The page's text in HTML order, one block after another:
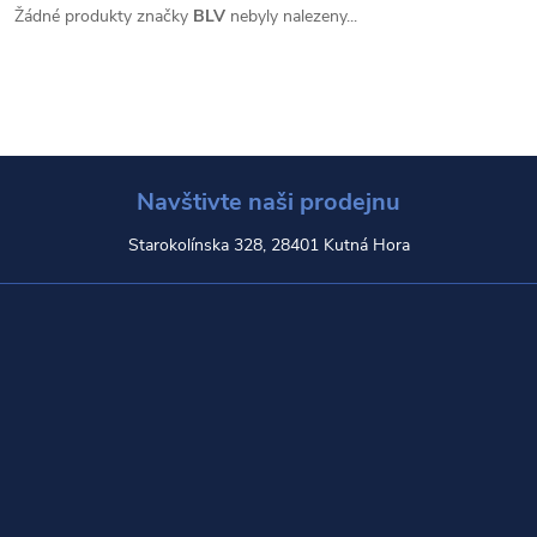
Žádné produkty značky BLV nebyly nalezeny...
Navštivte naši prodejnu
Starokolínska 328, 28401 Kutná Hora